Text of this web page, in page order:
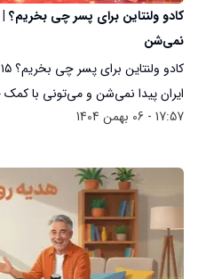
نمی‌شن
ایران پیدا نمی‌شن و می‌تونی با
17:57 - 06 بهمن 1404